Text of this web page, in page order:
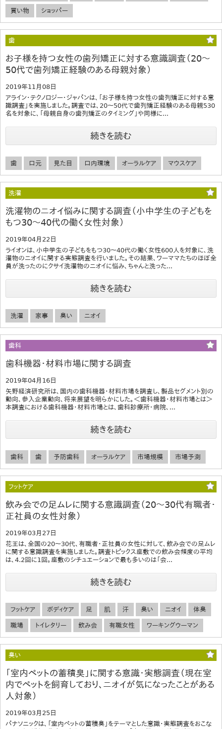
買い物 ショッパー
歯
お子様を持つ女性の歯列矯正に対する意識調査（20～
50代で歯列矯正経験のある母親対象）
2019年11月08日
アライン・テクノロジー・ジャパンは、「お子様を持つ女性の歯列矯正に対する意
識調査」を実施しました。調査では、20～50代で歯列矯正経験のある母親530
名を対象に、「母親自身の歯列矯正のタイミング」や同様に...
続きを読む
歯 口元 見た目 口内環境 オーラルケア マウスケア
洗濯
洗濯物のニオイ悩みに関する調査（小中学生の子どもを
もつ30〜40代の働く女性対象）
2019年04月22日
ライオンは、小中学生の子どもをもつ30〜40代の働く女性600人を対象に、洗
濯物のニオイに関する実態調査を行いました。その結果、ワーママたちのほぼ全
員が洗ったのにクサイ洗濯物のニオイに悩み、ちゃんと洗った...
続きを読む
洗濯 家事 臭い ニオイ
歯科
歯科機器・材料市場に関する調査
2019年04月16日
矢野経済研究所は、国内の歯科機器・材料市場を調査し、製品セグメント別の
動向、参入企業動向、将来展望を明らかにした。＜歯科機器・材料市場とは＞
本調査における歯科機器・材料市場とは、歯科診療所・病院、...
続きを読む
歯科 歯 予防歯科 オーラルケア 市場規模 市場予測
フットケア
飲み会での足ムレに関する意識調査（20～30代有職者・
正社員の女性対象）
2019年03月27日
花王は、全国の20～30代、有職者・正社員の女性に対して、飲み会での足ムレ
に関する意識調査を実施しました。調査トピックス座敷での飲み会頻度の平均
は、4.2回に1回。座敷のシチュエーションで最も多いのは「会...
続きを読む
フットケア ボディケア 足 肌 汗 臭い ニオイ 体臭
職場 トイレタリー 飲み会 有職女性 ワーキングウーマン
臭い
「室内ペットの蓄積臭」に関する意識・実態調査（現在室
内でペットを飼育しており、ニオイが気になったことがある
人対象）
2019年03月25日
パナソニックは、「室内ペットの蓄積臭」をテーマとした意識・実態調査をおこな